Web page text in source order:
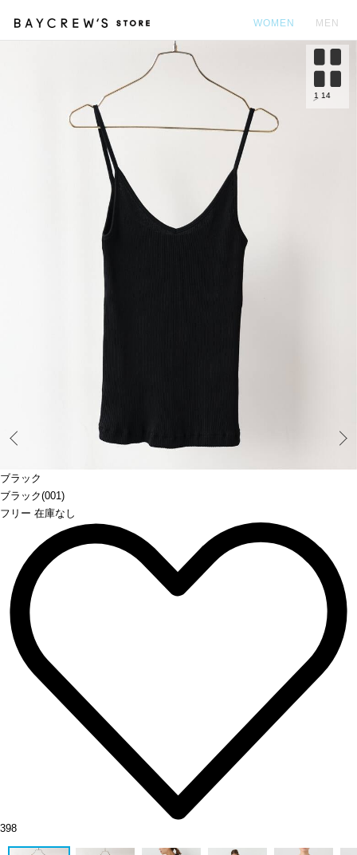
WOMEN MEN
ブラック
ブラック(001)
フリー 在庫なし
1 14
398